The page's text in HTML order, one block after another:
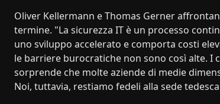
Oliver Kellermann e Thomas Gerner
termine. "La sicurezza IT è un processo
uno sviluppo accelerato e comporta costi
le barriere burocratiche non sono così alte.
sorprende che molte aziende di medie
Noi, tuttavia, restiamo fedeli alla sede